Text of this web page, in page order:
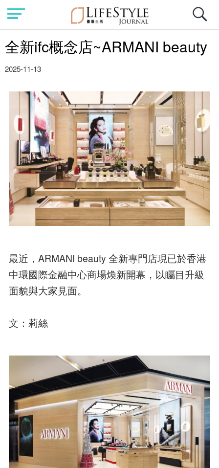
全新ifc概念店~ARMANI beauty
2025-11-13
最近，ARMANI beauty 全新專門店現已於香港
中環國際金融中心商場煥新開幕，以矚目升級
面貌與大家見面。
文：莉絲